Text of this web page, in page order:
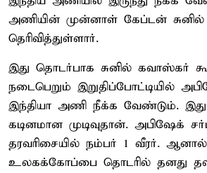
அணியின் முன்னாள் கேப்டன்
தெரிவித்துள்ளார்.
இது தொடர்பாக சுனில் கவாஸ்கர்
நடைபெறும் இறுதிப்போட்டியில்
இந்தியா அணி நீக்க வேண்டும். இது
கடினமான முடிவுதான். அபிஷேக்
தரவரிசையில் நம்பர் 1 வீரர். ஆனால்,
உலகக்கோப்பை தொடரில் தனது